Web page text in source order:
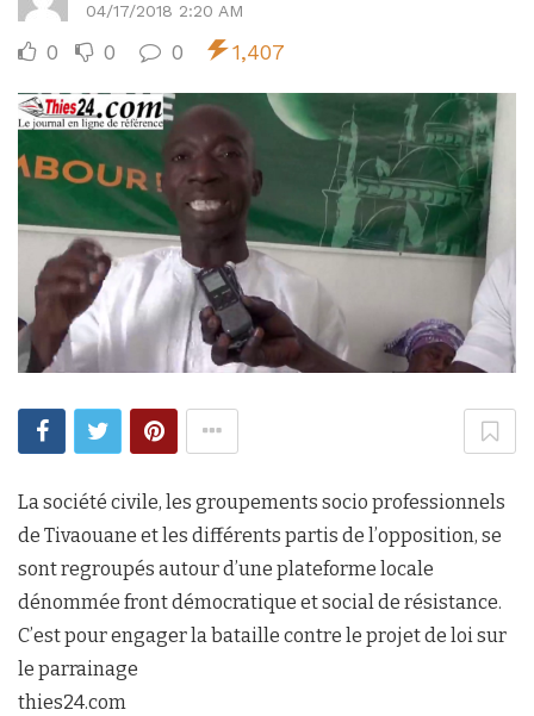
04/17/2018 2:20 AM
0 0 0 1,407
La société civile, les groupements socio professionnels
de Tivaouane et les différents partis de l’opposition, se
sont regroupés autour d’une plateforme locale
dénommée front démocratique et social de résistance.
C’est pour engager la bataille contre le projet de loi sur
le parrainage
thies24.com